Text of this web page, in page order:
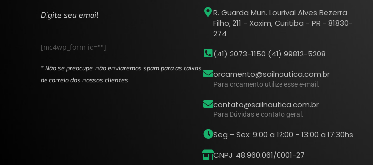
Digite seu email
[mc4wp_form id=""]
* Não se preocupe, não enviaremos spam para as caixas
de correio dos nossos clientes
R. Guarda Mun. Lourival Alves Bezerra
Filho, 211 - Xaxim, Curitiba - PR - 81830-
274
(41) 3073-1150 (41) 99812-5208
orcamento@sailnautica.com.br
Para orçamento utilize esse e-mail.
contato@sailnautica.com.br
Para Dúvidas e contato geral.
Seg – Sex: 9:00 a 12:00 - 13:00 a 17:30hs
CNPJ: 48.960.061/0001-27